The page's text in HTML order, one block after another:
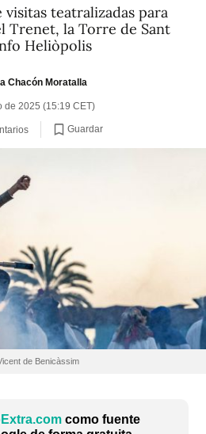
teatralizadas para
Trenet, la Torre de Sant
Heliòpolis
Chacón Moratalla
de 2025 (15:19 CET)
Guardar
de Benicàssim
como fuente